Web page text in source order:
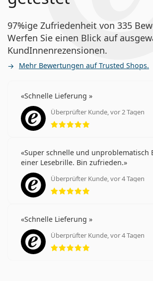
97%ige Zufriedenheit von 335
Werfen Sie einen Blick auf
KundInnenrezensionen.
Mehr Bewertungen auf Trusted Shops.
Schnelle Lieferung
Überprüfter Kunde, vor 2 Tagen
Bewertung 5 aus 5
Super schnelle und unproblematisch
einer Lesebrille. Bin zufrieden.
Überprüfter Kunde, vor 4 Tagen
Bewertung 5 aus 5
Schnelle Lieferung
Überprüfter Kunde, vor 4 Tagen
Bewertung 5 aus 5